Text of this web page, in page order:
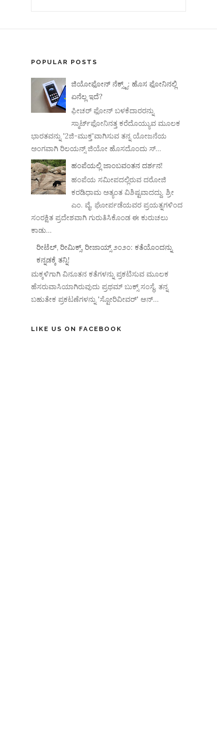
POPULAR POSTS
ಜಿಯೋಫೋನ್ ನೆಕ್ಸ್ಟ್: ಹೊಸ ಫೋನಿನಲ್ಲಿ
ಏನೆಲ್ಲ ಇದೆ?
ಫೀಚರ್ ಫೋನ್ ಬಳಕೆದಾರರನ್ನು
ಸ್ಮಾರ್ಟ್‌ಫೋನಿನತ್ತ ಕರೆದೊಯ್ಯುವ ಮೂಲಕ
ಭಾರತವನ್ನು '2ಜಿ-ಮುಕ್ತ'ವಾಗಿಸುವ ತನ್ನ ಯೋಜನೆಯ
ಅಂಗವಾಗಿ ರಿಲಯನ್ಸ್ ಜಿಯೋ ಹೊಸದೊಂದು ಸ್...
ಹಂಪೆಯಲ್ಲಿ ಜಾಂಬವಂತನ ದರ್ಶನ!
ಹಂಪೆಯ ಸಮೀಪದಲ್ಲಿರುವ ದರೋಜಿ
ಕರಡಿಧಾಮ ಅತ್ಯಂತ ವಿಶಿಷ್ಟವಾದದ್ದು. ಶ್ರೀ
ಎಂ. ವೈ. ಘೋರ್ಪಡೆಯವರ ಪ್ರಯತ್ನಗಳಿಂದ
ಸಂರಕ್ಷಿತ ಪ್ರದೇಶವಾಗಿ ಗುರುತಿಸಿಕೊಂಡ ಈ ಕುರುಚಲು
ಕಾಡು...
ರೀಟೆಲ್, ರೀಮಿಕ್ಸ್, ರೀಜಾಯ್ಸ್ ೨೦೨೦: ಕತೆಯೊಂದನ್ನು
ಕನ್ನಡಕ್ಕೆ ತನ್ನಿ!
ಮಕ್ಕಳಿಗಾಗಿ ವಿನೂತನ ಕತೆಗಳನ್ನು ಪ್ರಕಟಿಸುವ ಮೂಲಕ
ಹೆಸರುವಾಸಿಯಾಗಿರುವುದು ಪ್ರಥಮ್ ಬುಕ್ಸ್ ಸಂಸ್ಥೆ. ತನ್ನ
ಬಹುತೇಕ ಪ್ರಕಟಣೆಗಳನ್ನು 'ಸ್ಟೋರಿವೀವರ್' ಆನ್‌...
LIKE US ON FACEBOOK